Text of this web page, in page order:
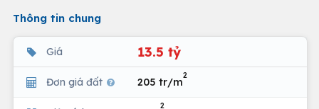
Thông tin chung
Giá 13.5 tỷ
Đơn giá đất 205 tr/m
2
2